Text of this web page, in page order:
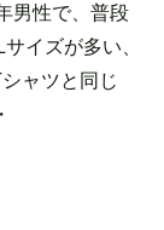
男性で、普段
イズが多い、
ャツと同じ